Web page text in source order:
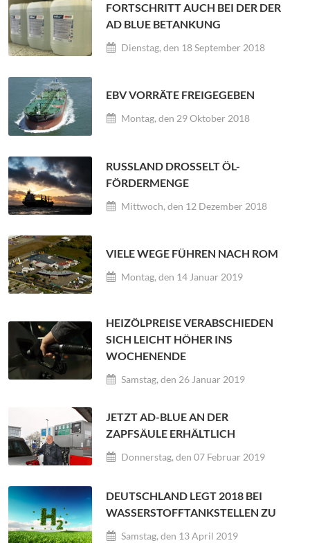
FORTSCHRITT AUCH BEI DER DER
AD BLUE BETANKUNG
Dienstag, den 18 September 2018
EBV VORRÄTE FREIGEGEBEN
Montag, den 29 Oktober 2018
RUSSLAND DROSSELT ÖL- F
ÖRDERMENGE
Mittwoch, den 12 Dezember 2018
VIELE WEGE FÜHREN NACH ROM
Montag, den 14 Januar 2019
HEIZÖLPREISE VERABSCHIEDEN
SICH LEICHT HÖHER INS
WOCHENENDE
Samstag, den 26 Januar 2019
JETZT AD-BLUE AN DER
ZAPFSÄULE ERHÄLTLICH
Donnerstag, den 07 Februar 2019
DEUTSCHLAND LEGT 2018 BEI
WASSERSTOFFTANKSTELLEN ZU
Samstag, den 13 April 2019